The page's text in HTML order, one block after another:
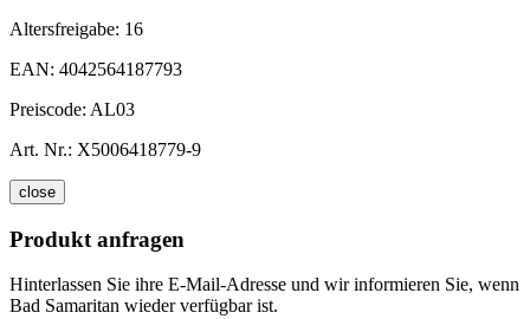
Altersfreigabe: 16
EAN: 4042564187793
Preiscode: AL03
Art. Nr.: X5006418779-9
close
Produkt anfragen
Hinterlassen Sie ihre E-Mail-Adresse und wir informieren Sie, wenn
Bad Samaritan wieder verfügbar ist.